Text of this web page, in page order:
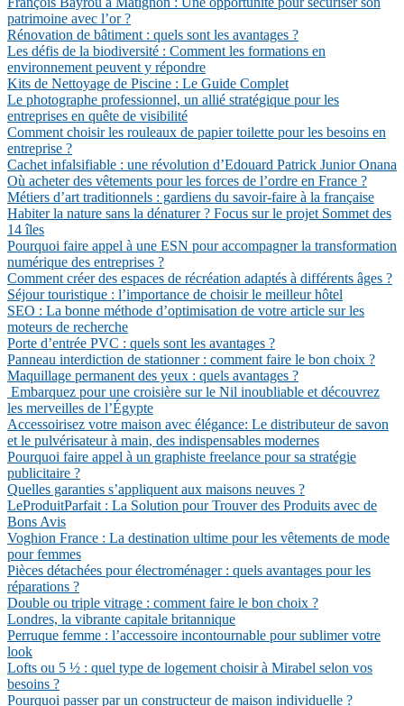
patrimoine avec l’or ?
Rénovation de bâtiment : quels sont les avantages ?
Les défis de la biodiversité : Comment les formations en
environnement peuvent y répondre
Kits de Nettoyage de Piscine : Le Guide Complet
Le photographe professionnel, un allié stratégique pour les
entreprises en quête de visibilité
Comment choisir les rouleaux de papier toilette pour les besoins en
entreprise ?
Cachet infalsifiable : une révolution d’Edouard Patrick Junior Onana
Où acheter des vêtements pour les forces de l’ordre en France ?
Métiers d’art traditionnels : gardiens du savoir-faire à la française
Habiter la nature sans la dénaturer ? Focus sur le projet Sommet des
14 îles
Pourquoi faire appel à une ESN pour accompagner la transformation
numérique des entreprises ?
Comment créer des espaces de récréation adaptés à différents âges ?
Séjour touristique : l’importance de choisir le meilleur hôtel
SEO : La bonne méthode d’optimisation de votre article sur les
moteurs de recherche
Porte d’entrée PVC : quels sont les avantages ?
Panneau interdiction de stationner : comment faire le bon choix ?
Maquillage permanent des yeux : quels avantages ?
Embarquez pour une croisière sur le Nil inoubliable et découvrez
les merveilles de l’Égypte
Accessoirisez votre maison avec élégance: Le distributeur de savon
et le pulvérisateur à main, des indispensables modernes
Pourquoi faire appel à un graphiste freelance pour sa stratégie
publicitaire ?
Quelles garanties s’appliquent aux maisons neuves ?
LeProduitParfait : La Solution pour Trouver des Produits avec de
Bons Avis
Voghion France : La destination ultime pour les vêtements de mode
pour femmes
Pièces détachées pour électroménager : quels avantages pour les
réparations ?
Double ou triple vitrage : comment faire le bon choix ?
Londres, la vibrante capitale britannique
Perruque femme : l’accessoire incontournable pour sublimer votre
look
Lofts ou 5 ½ : quel type de logement choisir à Mirabel selon vos
besoins ?
Pourquoi passer par un constructeur de maison individuelle ?